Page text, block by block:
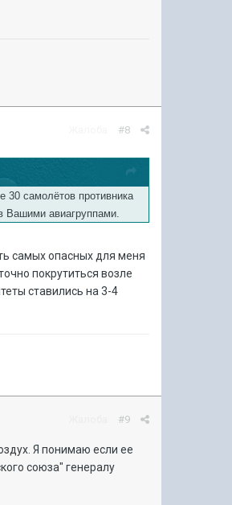
#8
30 самолётов противника
Вашими авиагруппами.
самых опасных для меня
покрутиться возле
ставились на 3-4
#9
Я понимаю если ее
союза" генералу